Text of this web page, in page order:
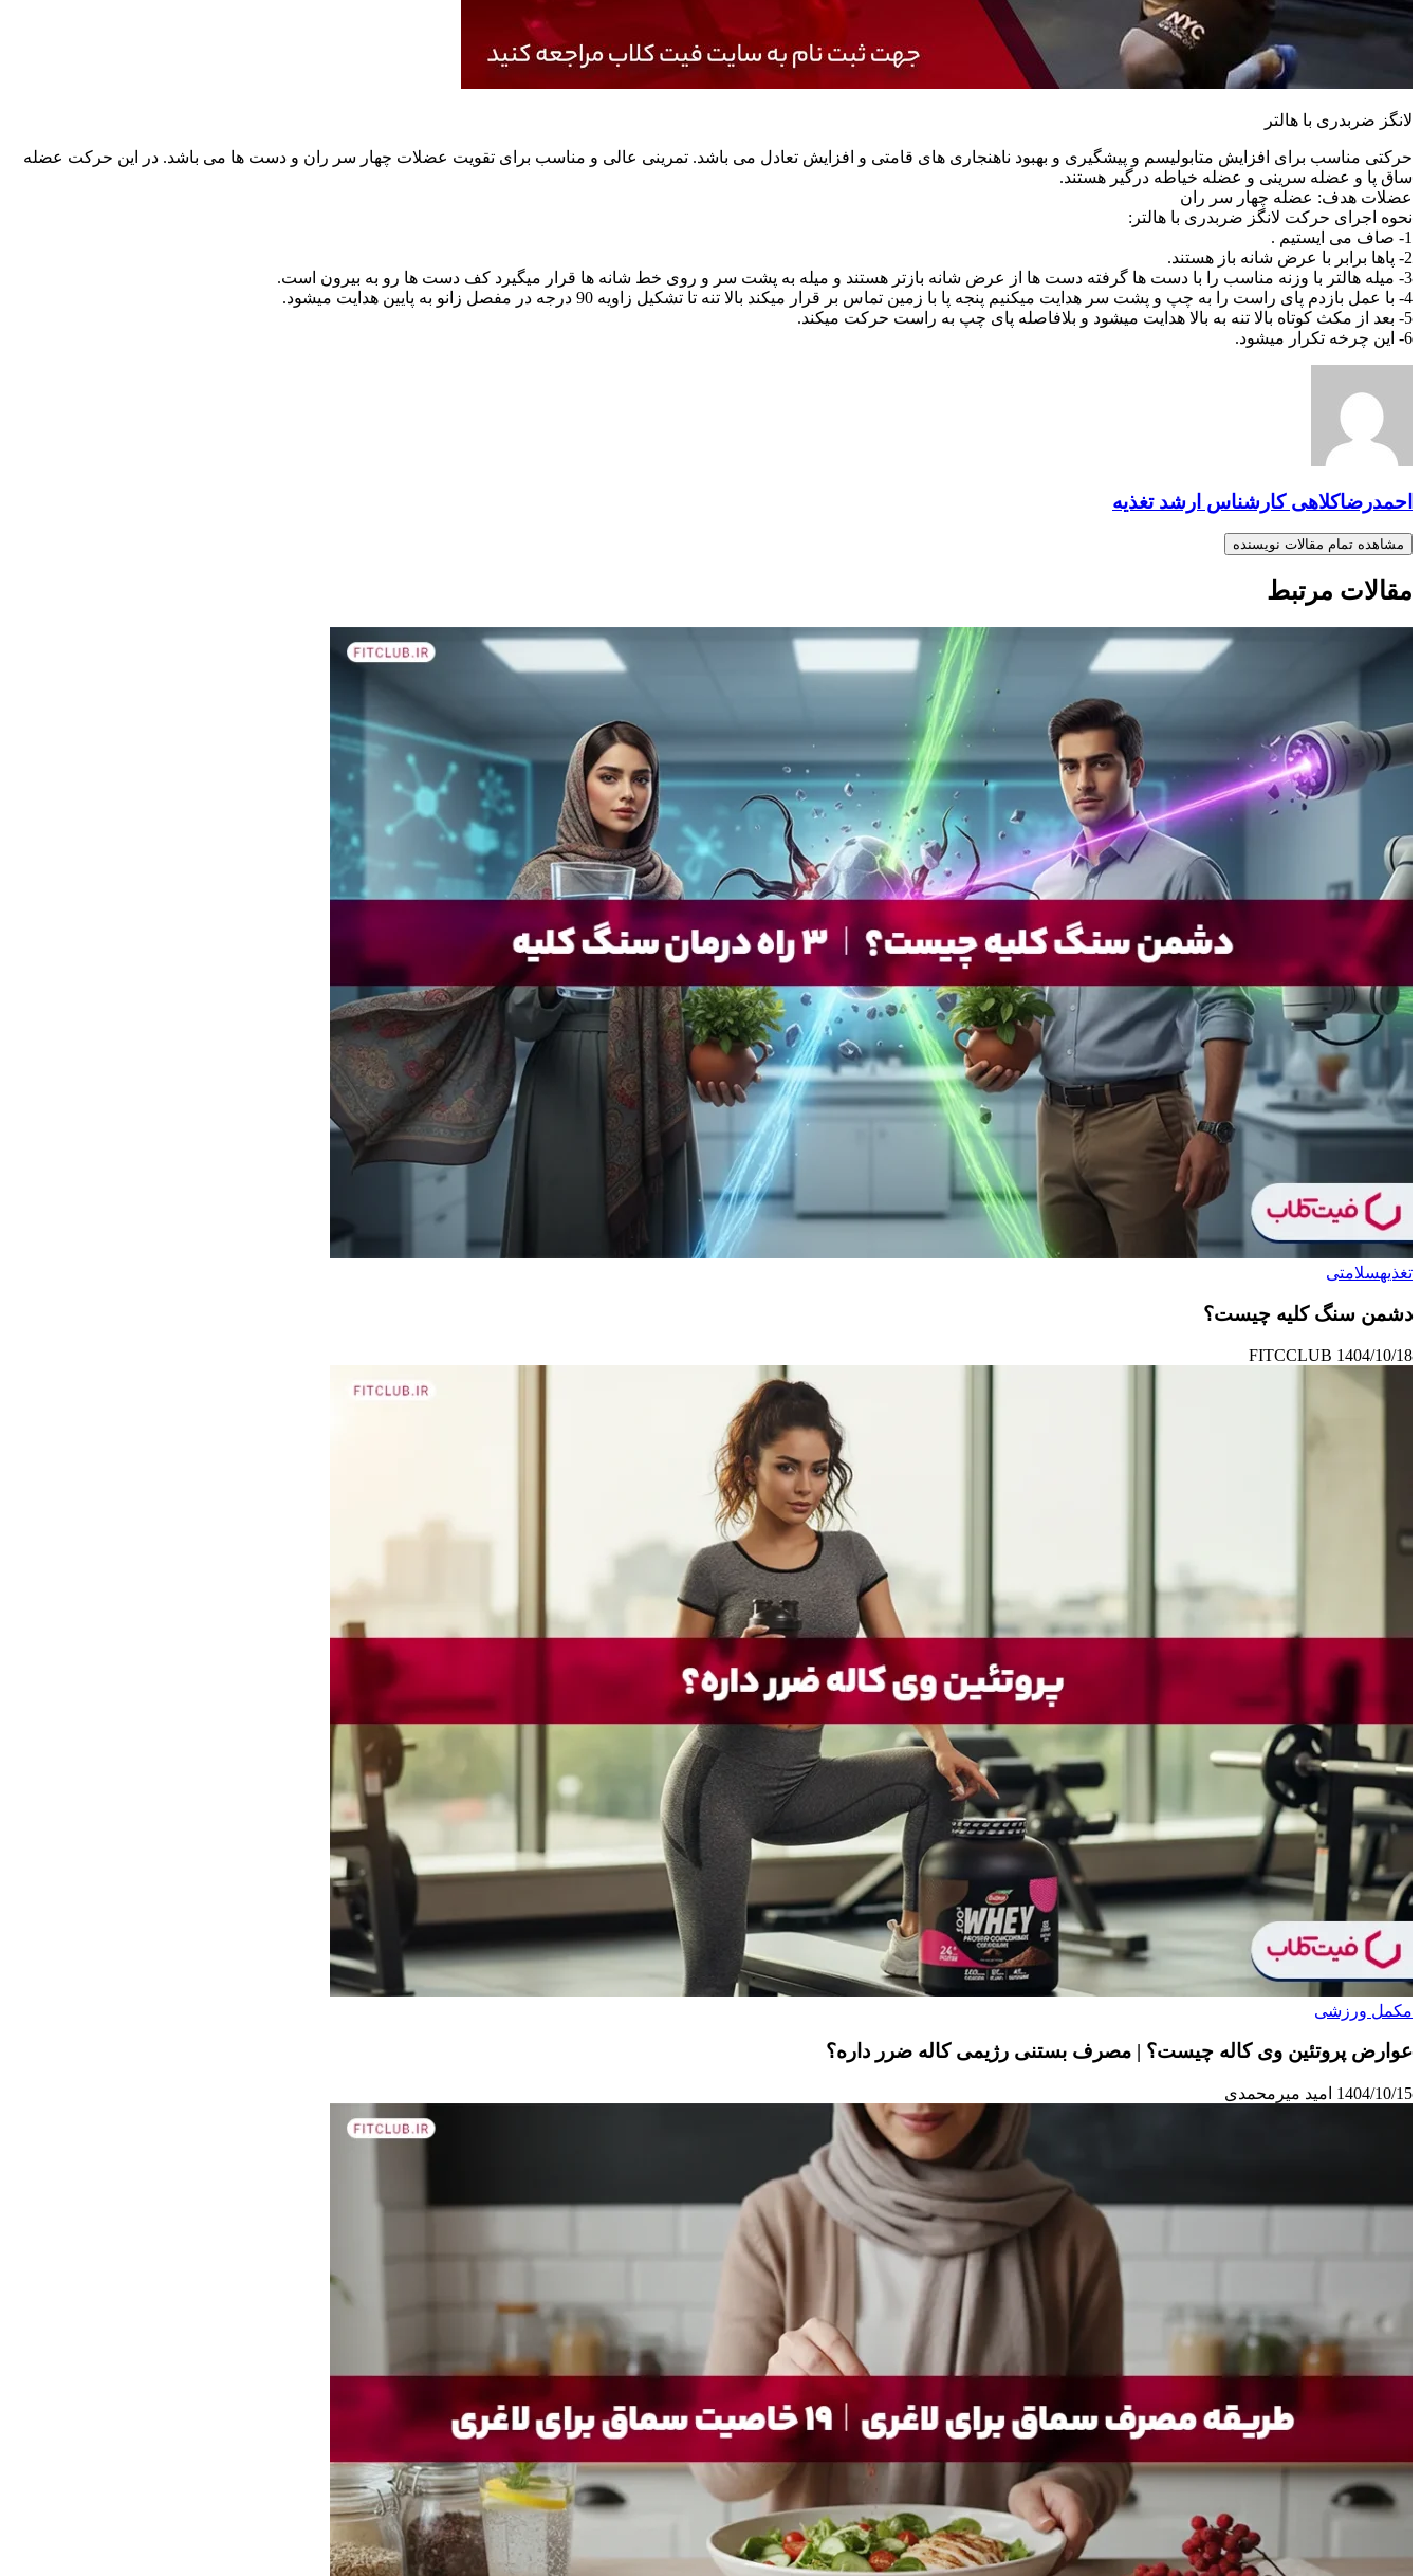
لانگز ضربدری با هالتر
حرکتی مناسب برای افزایش متابولیسم و پیشگیری و بهبود ناهنجاری های قامتی و افزایش تعادل می باشد. تمرینی عالی و مناسب برای تقویت عضلات چهار سر ران و دست ها می باشد. در این حرکت عضله
ساق پا و عضله سرینی و عضله خیاطه درگیر هستند.
عضلات هدف: عضله چهار سر ران
نحوه اجرای حرکت لانگز ضربدری با هالتر:
1- صاف می ایستیم .
2- پاها برابر با عرض شانه باز هستند.
3- میله هالتر با وزنه مناسب را با دست ها گرفته دست ها از عرض شانه بازتر هستند و میله به پشت سر و روی خط شانه ها قرار میگیرد کف دست ها رو به بیرون است.
4- با عمل بازدم پای راست را به چپ و پشت سر هدایت میکنیم پنجه پا با زمین تماس بر قرار میکند بالا تنه تا تشکیل زاویه 90 درجه در مفصل زانو به پایین هدایت میشود.
5- بعد از مکث کوتاه بالا تنه به بالا هدایت میشود و بلافاصله پای چپ به راست حرکت میکند.
6- این چرخه تکرار میشود.
احمدرضاکلاهی کارشناس ارشد تغذیه
مشاهده تمام مقالات نویسنده
مقالات مرتبط
تغذیهسلامتی
دشمن سنگ کلیه چیست؟
1404/10/18
FITCCLUB
مکمل ورزشی
عوارض پروتئین وی کاله چیست؟ | مصرف بستنی رژیمی کاله ضرر داره؟
1404/10/15 امید میرمحمدی